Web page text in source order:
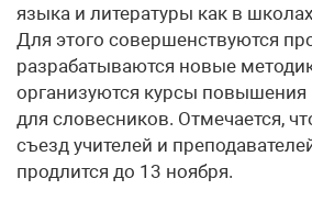
языка и литературы как в
Для этого совершенствуются
разрабатываются новые
организуются курсы
для словесников. Отмечается,
съезд учителей и
продлится до 13 ноября.